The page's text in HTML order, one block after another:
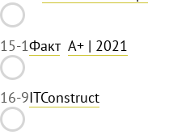
15-1Факт A+ | 2021
16-9ITConstruct